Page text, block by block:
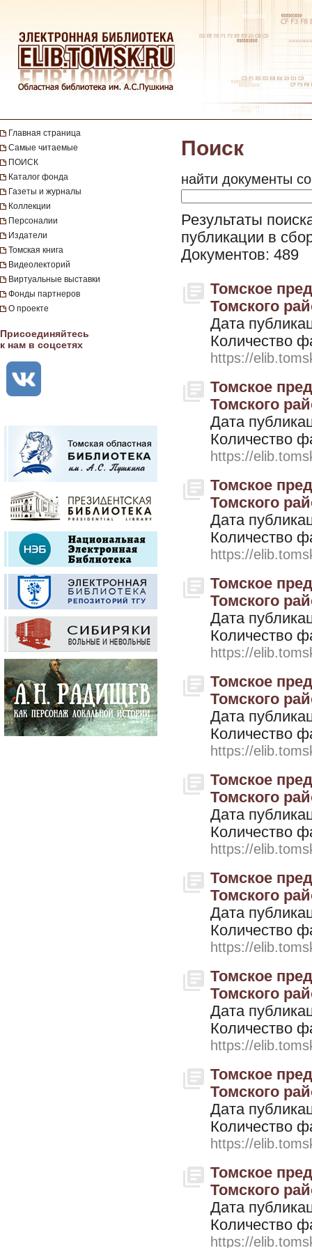
Главная страница
Самые читаемые
ПОИСК
Каталог фонда
Газеты и журналы
Коллекции
Персоналии
Издатели
Томская книга
Видеолекторий
Виртуальные выставки
Фонды партнеров
О проекте
Присоединяйтесь
к нам в соцсетях
Поиск
найти документы
Результаты
публикации в
Документов: 489
Томское
Томского
Дата
Количество
https://
Томское
Томского
Дата
Количество
https://
Томское
Томского
Дата
Количество
https://
Томское
Томского
Дата
Количество
https://
Томское
Томского
Дата
Количество
https://
Томское
Томского
Дата
Количество
https://
Томское
Томского
Дата
Количество
https://
Томское
Томского
Дата
Количество
https://
Томское
Томского
Дата
Количество
https://
Томское
Томского
Дата
Количество
https://